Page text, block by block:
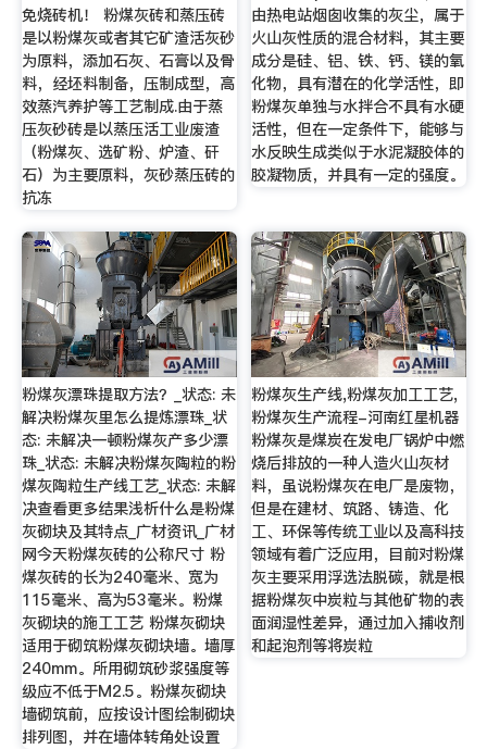
免烧砖机！ 粉煤灰砖和蒸压砖
是以粉煤灰或者其它矿渣活灰砂
为原料，添加石灰、石膏以及骨
料，经坯料制备，压制成型，高
效蒸汽养护等工艺制成.由于蒸
压灰砂砖是以蒸压活工业废渣
（粉煤灰、选矿粉、炉渣、矸
石）为主要原料，灰砂蒸压砖的
抗冻
由热电站烟囱收集的灰尘，属于
火山灰性质的混合材料，其主要
成分是硅、铝、铁、钙、镁的氧
化物，具有潜在的化学活性，即
粉煤灰单独与水拌合不具有水硬
活性，但在一定条件下，能够与
水反映生成类似于水泥凝胶体的
胶凝物质，并具有一定的强度。
粉煤灰漂珠提取方法？_状态: 未
解决粉煤灰里怎么提炼漂珠_状
态: 未解决一顿粉煤灰产多少漂
珠_状态: 未解决粉煤灰陶粒的粉
煤灰陶粒生产线工艺_状态: 未解
决查看更多结果浅析什么是粉煤
灰砌块及其特点_广材资讯_广材
网今天粉煤灰砖的公称尺寸 粉
煤灰砖的长为240毫米、宽为
115毫米、高为53毫米。粉煤
灰砌块的施工工艺 粉煤灰砌块
适用于砌筑粉煤灰砌块墙。墙厚
240mm。所用砌筑砂浆强度等
级应不低于M2.5。粉煤灰砌块
墙砌筑前，应按设计图绘制砌块
排列图，并在墙体转角处设置
粉煤灰生产线,粉煤灰加工工艺,
粉煤灰生产流程-河南红星机器
粉煤灰是煤炭在发电厂锅炉中燃
烧后排放的一种人造火山灰材
料，虽说粉煤灰在电厂是废物，
但是在建材、筑路、铸造、化
工、环保等传统工业以及高科技
领域有着广泛应用，目前对粉煤
灰主要采用浮选法脱碳，就是根
据粉煤灰中炭粒与其他矿物的表
面润湿性差异，通过加入捕收剂
和起泡剂等将炭粒